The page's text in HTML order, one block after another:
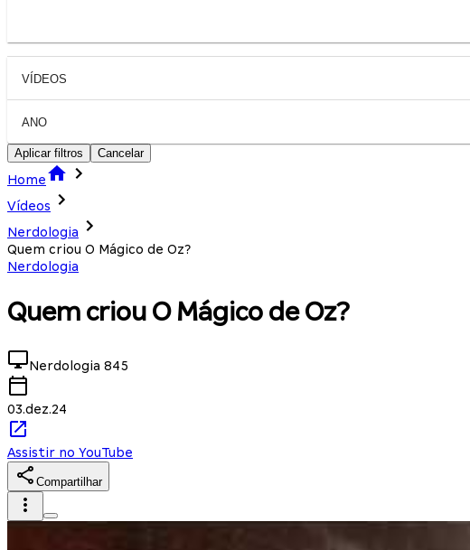
VÍDEOS
ANO
Aplicar filtros Cancelar
Home
Vídeos
Nerdologia
Quem criou O Mágico de Oz?
Nerdologia
Quem criou O Mágico de Oz?
Nerdologia 845
03.dez.24
Assistir no YouTube
Compartilhar